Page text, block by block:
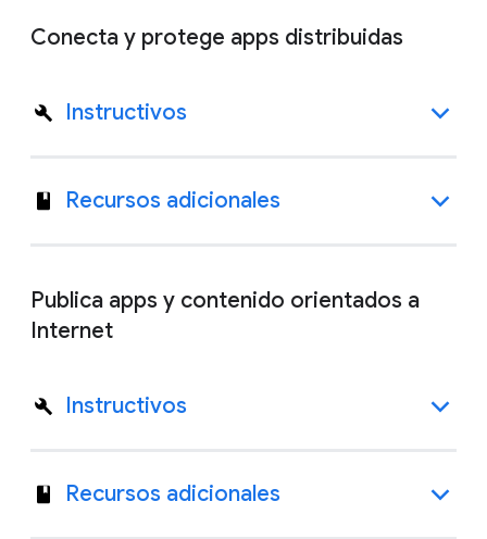
Conecta y protege apps distribuidas
Instructivos
Recursos adicionales
Publica apps y contenido orientados a
Internet
Instructivos
Recursos adicionales